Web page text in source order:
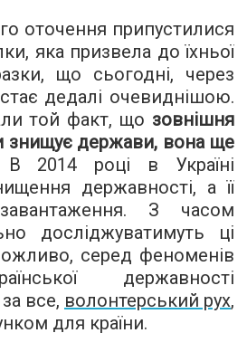
оточення припустилися
яка призвела до їхньої
що сьогодні, через
дедалі очевиднішою.
той факт, що зовнішня
знищує держави, вона ще
2014 році в Україні
державності, а її
З часом
досліджуватимуть ці
серед феноменів
державності
все, волонтерський рух,
для країни.